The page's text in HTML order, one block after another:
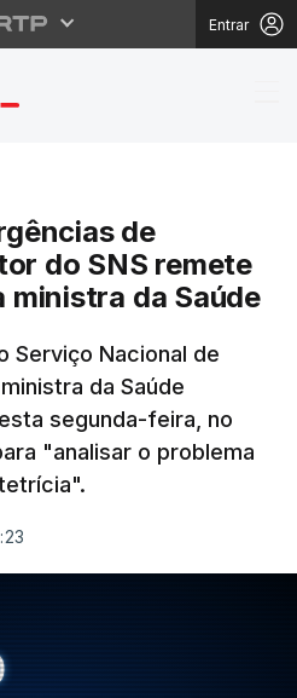
Entrar
de
do SNS remete
ministra da Saúde
Serviço Nacional de
da Saúde
segunda-feira, no
"analisar o problema